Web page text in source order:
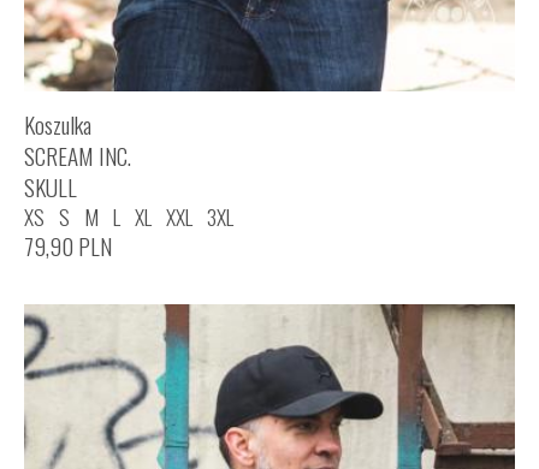
Koszulka
SCREAM INC.
SKULL
XS S M L XL XXL 3XL
79,90 PLN